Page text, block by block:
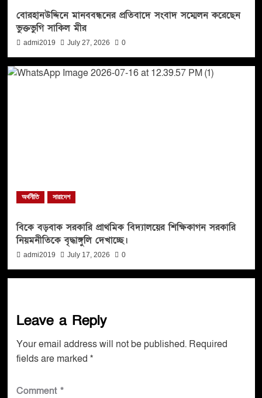
বোরহানউদ্দিনে মানববন্ধনের প্রতিবাদে সংবাদ সম্মেলন করেছেন
ভুক্তভুগি সাকিল মীর
admi2019 July 27, 2026 0
অর্থনীতি সারাদেশ
বিকে বড়বাক সরকারি প্রাথমিক বিদ্যালয়ের শিক্ষিকাগন সরকারি
নিয়মনীতিকে বৃদ্ধাঙ্গুলি দেখাচ্ছে।
admi2019 July 17, 2026 0
Leave a Reply
Your email address will not be published. Required
fields are marked *
Comment *